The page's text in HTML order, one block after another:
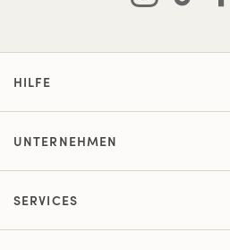
HILFE
UNTERNEHMEN
SERVICES